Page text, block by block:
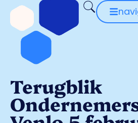
Terugblik